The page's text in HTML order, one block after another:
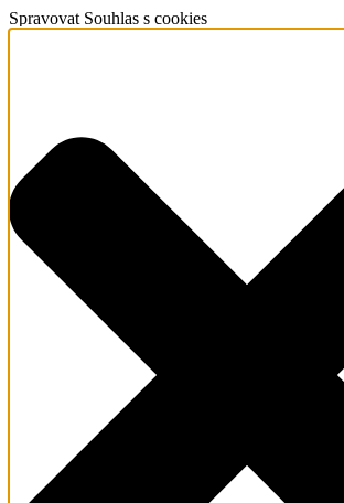
Spravovat Souhlas s cookies